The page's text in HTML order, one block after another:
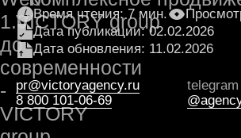
Время чтения: 7 мин.
Дата публикации: 02.02.2026
Дата обновления: 11.02.2026
pr@victoryagency.ru
8 800 101-06-69